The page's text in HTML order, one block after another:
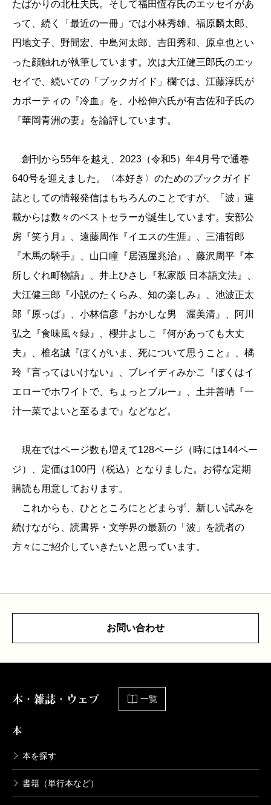
たばかりの北杜夫氏。そして福田恆存氏のエッセイがあ
って、続く「最近の一冊」では小林秀雄、福原麟太郎、
円地文子、野間宏、中島河太郎、吉田秀和、原卓也とい
った顔触れが執筆しています。次は大江健三郎氏のエッ
セイで、続いての「ブックガイド」欄では、江藤淳氏が
カポーティの『冷血』を、小松伸六氏が有吉佐和子氏の
『華岡青洲の妻』を論評しています。
創刊から55年を越え、2023（令和5）年4月号で通巻
640号を迎えました。〈本好き〉のためのブックガイド
誌としての情報発信はもちろんのことですが、「波」連
載からは数々のベストセラーが誕生しています。安部公
房『笑う月』、遠藤周作『イエスの生涯』、三浦哲郎
『木馬の騎手』、山口瞳『居酒屋兆治』、藤沢周平『本
所しぐれ町物語』、井上ひさし『私家版 日本語文法』、
大江健三郎『小説のたくらみ、知の楽しみ』、池波正太
郎『原っぱ』、小林信彦『おかしな男 渥美清』、阿川
弘之『食味風々録』、櫻井よしこ『何があっても大丈
夫』、椎名誠『ぼくがいま、死について思うこと』、橘
玲『言ってはいけない』、ブレイディみかこ『ぼくはイ
エローでホワイトで、ちょっとブルー』、土井善晴『一
汁一菜でよいと至るまで』などなど。
現在ではページ数も増えて128ページ（時には144ペー
ジ）、定価は100円（税込）となりました。お得な定期
購読も用意しております。
これからも、ひとところにとどまらず、新しい試みを
続けながら、読書界・文学界の最新の「波」を読者の
方々にご紹介していきたいと思っています。
お問い合わせ
本・雑誌・ウェブ 一覧
本
本を探す
書籍（単行本など）